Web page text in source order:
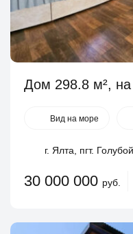
Дом 298.8 м², на
Вид на море
г. Ялта, пгт.
30 000 000 руб.